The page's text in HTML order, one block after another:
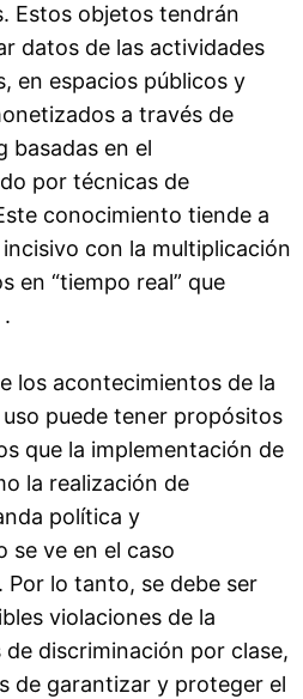
Estos objetos tendrán
datos de las actividades
en espacios públicos y
a través de
basadas en el
por técnicas de
conocimiento tiende a
con la multiplicación
en “tiempo real” que
los acontecimientos de la
puede tener propósitos
que la implementación de
la realización de
política y
se ve en el caso
Por lo tanto, se debe ser
violaciones de la
discriminación por clase,
de garantizar y proteger el